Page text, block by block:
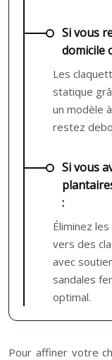
Si vous
domicile
Les
statique
un modèle
restez
Si vous
:
Éliminez
vers des
avec
sandales
optimal.
Pour affiner votre